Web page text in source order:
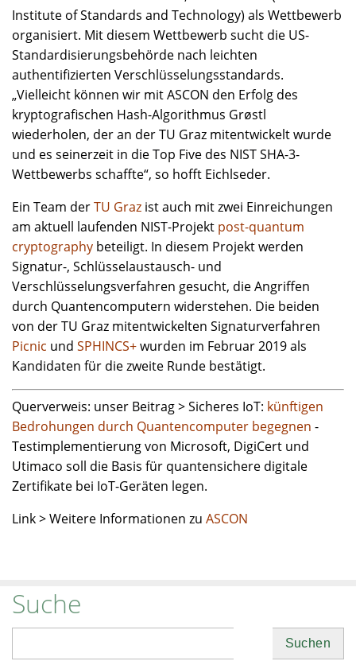
Institute of Standards and Technology) als Wettbewerb
organisiert. Mit diesem Wettbewerb sucht die US-
Standardisierungsbehörde nach leichten
authentifizierten Verschlüsselungsstandards.
„Vielleicht können wir mit ASCON den Erfolg des
kryptografischen Hash-Algorithmus Grøstl
wiederholen, der an der TU Graz mitentwickelt wurde
und es seinerzeit in die Top Five des NIST SHA-3-
Wettbewerbs schaffte“, so hofft Eichlseder.
Ein Team derTU Graz ist auch mit zwei Einreichungen
am aktuell laufenden NIST-Projekt post-quantum
cryptography beteiligt. In diesem Projekt werden
Signatur-, Schlüsselaustausch- und
Verschlüsselungsverfahren gesucht, die Angriffen
durch Quantencomputern widerstehen. Die beiden
von der TU Graz mitentwickelten Signaturverfahren
Picnic und SPHINCS+wurden im Februar 2019 als
Kandidaten für die zweite Runde bestätigt.
Querverweis: unser Beitrag > Sicheres IoT: künftigen
Bedrohungen durch Quantencomputer begegnen -
Testimplementierung von Microsoft, DigiCert und
Utimaco soll die Basis für quantensichere digitale
Zertifikate bei IoT-Geräten legen.
Link > Weitere Informationen zu ASCON
Suche